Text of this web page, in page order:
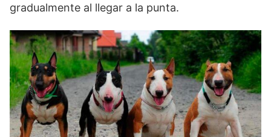
gradualmente al llegar a la punta.